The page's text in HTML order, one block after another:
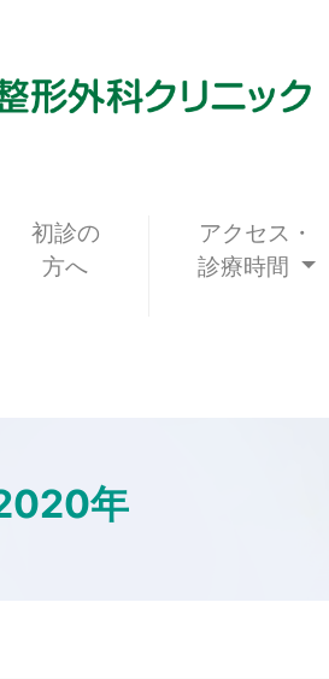
初診の
方へ
アクセス・
診療時間
年